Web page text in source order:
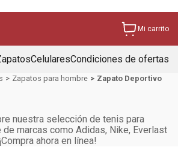
Mi carrito
CelularesCondiciones de ofertas
Zapatos para hombre Zapato Deportivo
nuestra selección de tenis para
de marcas como Adidas, Nike, Everlast
ahora en línea!